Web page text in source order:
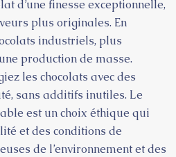
d’une finesse exceptionnelle,
plus originales. En
industriels, plus
production de masse.
les chocolats avec des
sans additifs inutiles. Le
est un choix éthique qui
et des conditions de
de l’environnement et des